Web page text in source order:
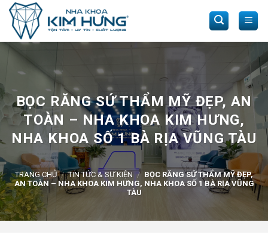
Skip
content
BỌC RĂNG SỨ THẨM MỸ ĐẸP, AN
TOÀN – NHA KHOA KIM HƯNG,
NHA KHOA SỐ 1 BÀ RỊA VŨNG TÀU
TRANG CHỦ / TIN TỨC & SỰ KIỆN / BỌC RĂNG SỨ THẨM MỸ ĐẸP,
AN TOÀN – NHA KHOA KIM HƯNG, NHA KHOA SỐ 1 BÀ RỊA VŨNG
TÀU